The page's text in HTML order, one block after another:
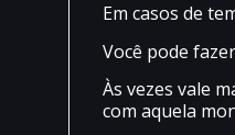
Em casos de
Você pode
Às vezes vale
com aquela